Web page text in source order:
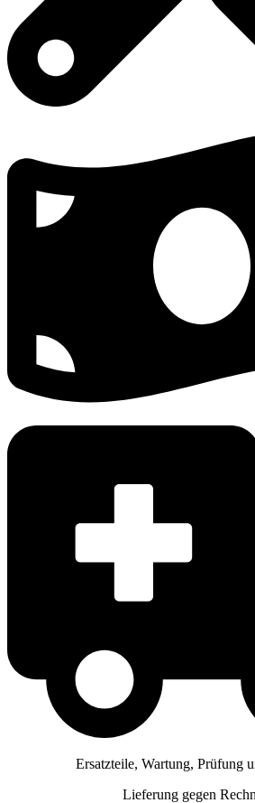
Ersatzteile, Wartung, Prüfung
Lieferung gegen